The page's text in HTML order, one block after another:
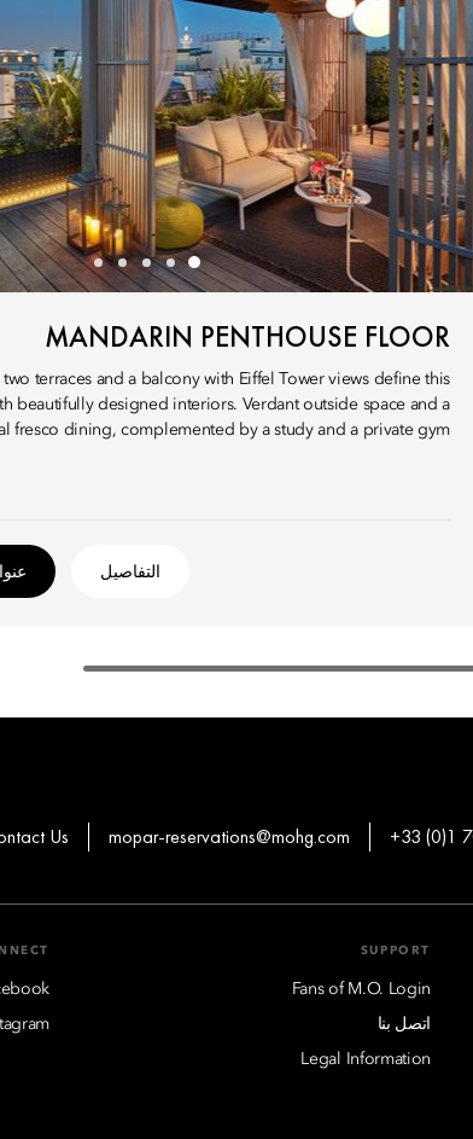
MANDARIN PENTHOUSE FLOOR
two terraces and a balcony with Eiffel Tower views define this
beautifully designed interiors. Verdant outside space and a
fresco dining, complemented by a study and a private gym.
التفاصيل
+33 (0)1
mopar-reservations@mohg.com
Us
SUPPORT
Fans of M.O. Login
اتصل بنا
Legal Information